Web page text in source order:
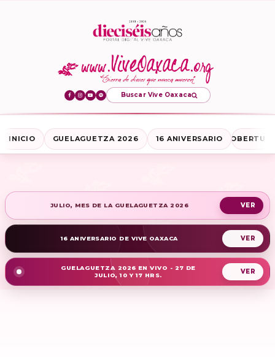
Buscar Vive Oaxaca
INICIO GUELAGUETZA 2026 16 ANIVERSARIO
JULIO, MES DE LA GUELAGUETZA 2026
16 ANIVERSARIO DE VIVE OAXACA
GUELAGUETZA 2026 EN VIVO - 27 DE
JULIO, 10 Y 17 HRS.